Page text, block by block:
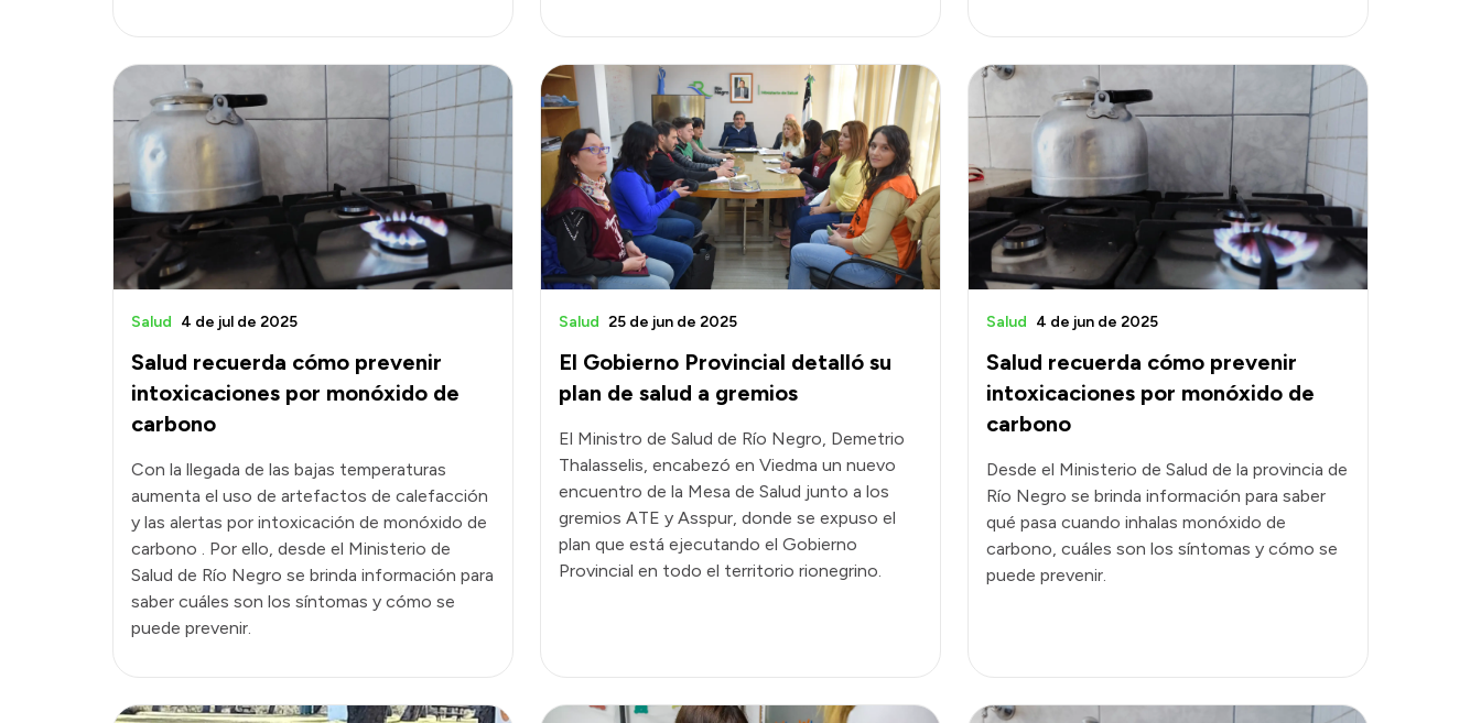
Salud recuerda cómo prevenir
intoxicaciones por monóxido de
carbono
Salud 4 de jul de 2025
Con la llegada de las bajas temperaturas
aumenta el uso de artefactos de calefacción
y las alertas por intoxicación de monóxido de
carbono . Por ello, desde el Ministerio de
Salud de Río Negro se brinda información para
saber cuáles son los síntomas y cómo se
puede prevenir.
El Gobierno Provincial detalló su
plan de salud a gremios
Salud 25 de jun de 2025
El Ministro de Salud de Río Negro, Demetrio
Thalasselis, encabezó en Viedma un nuevo
encuentro de la Mesa de Salud junto a los
gremios ATE y Asspur, donde se expuso el
plan que está ejecutando el Gobierno
Provincial en todo el territorio rionegrino.
Salud recuerda cómo prevenir
intoxicaciones por monóxido de
carbono
Salud 4 de jun de 2025
Desde el Ministerio de Salud de la provincia de
Río Negro se brinda información para saber
qué pasa cuando inhalas monóxido de
carbono, cuáles son los síntomas y cómo se
puede prevenir.